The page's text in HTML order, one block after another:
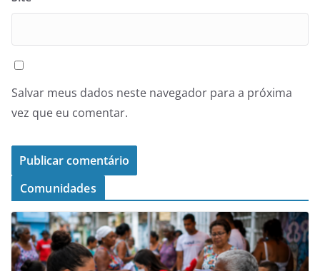
Salvar meus dados neste navegador para a próxima
vez que eu comentar.
Comunidades